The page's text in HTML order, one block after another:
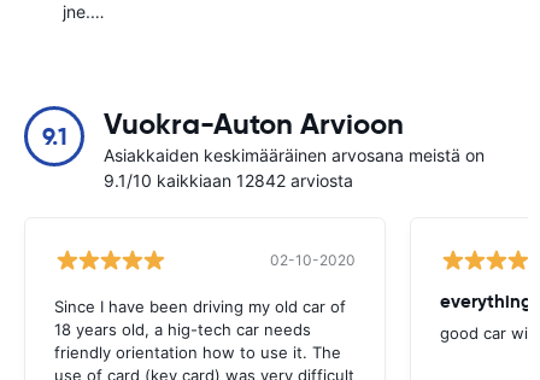
jne.…
9.1 Vuokra-Auton Arvioon
Asiakkaiden keskimääräinen arvosana meistä on
9.1/10 kaikkiaan 12842 arviosta
02-10-2020
Since I have been driving my old car of
18 years old, a hig-tech car needs
friendly orientation how to use it. The
use of card (key card) was very difficult
everything
good car